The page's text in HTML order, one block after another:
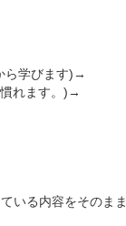
ら学びます)→
れます。)→
いる内容をそのま